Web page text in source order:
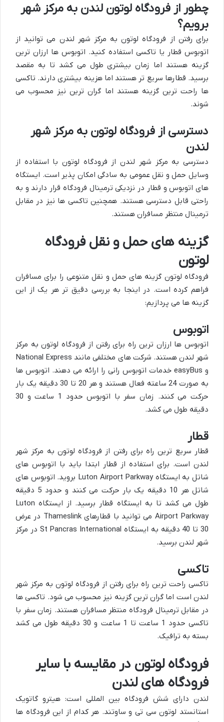
چطور از فرودگاه لوتون لندن به مرکز شهر
برویم؟
برای رفتن از فرودگاه لوتون به مرکز شهر لندن می توانید از
اتوبوس قطار یا تاکسی استفاده کنید. اتوبوس ها ارزان ترین
گزینه هستند اما زمان بیشتری طول می کشد تا به مقصد
برسید. قطارها سریع تر هستند اما هزینه بیشتری دارند. تاکسی
ها راحت ترین گزینه هستند اما گران ترین نیز محسوب می
شوند.
دسترسی از فرودگاه لوتون به مرکز شهر
لندن
دسترسی به مرکز شهر لندن از فرودگاه لوتون با استفاده از
وسایل حمل و نقل عمومی به سادگی امکان پذیر است. ایستگاه
های اتوبوس و قطار در نزدیکی ترمینال فرودگاه قرار دارند و به
راحتی قابل دسترسی هستند. همچنین تاکسی ها نیز در مقابل
ترمینال منتظر مسافران هستند.
گزینه های حمل و نقل فرودگاه
لوتون
فرودگاه لوتون گزینه های حمل و نقل متنوعی را برای مسافران
فراهم کرده است. در اینجا به بررسی دقیق تر هر یک از این
گزینه ها می پردازیم:
اتوبوس
اتوبوس ها ارزان ترین راه برای رفتن از فرودگاه لوتون به مرکز
شهر لندن هستند. شرکت های مختلفی مانند National Express
و easyBus خدمات اتوبوس رانی را ارائه می دهند. اتوبوس ها
به صورت 24 ساعته فعال هستند و هر 20 تا 30 دقیقه یک بار
حرکت می کنند. زمان سفر با اتوبوس حدود 1 ساعت و 30
دقیقه طول می کشد.
قطار
قطار سریع ترین راه برای رفتن از فرودگاه لوتون به مرکز شهر
لندن است. برای استفاده از قطار ابتدا باید با اتوبوس های
شاتل به ایستگاه Luton Airport Parkway بروید. اتوبوس های
شاتل هر 10 دقیقه یک بار حرکت می کنند و حدود 5 دقیقه
طول می کشد تا به ایستگاه قطار برسید. از ایستگاه Luton
Airport Parkway می توانید با قطارهای Thameslink در عرض
30 تا 40 دقیقه به ایستگاه St Pancras International در مرکز
شهر لندن برسید.
تاکسی
تاکسی راحت ترین راه برای رفتن از فرودگاه لوتون به مرکز شهر
لندن است اما گران ترین گزینه نیز محسوب می شود. تاکسی ها
در مقابل ترمینال فرودگاه منتظر مسافران هستند. زمان سفر با
تاکسی حدود 1 ساعت تا 1 ساعت و 30 دقیقه طول می کشد
بسته به ترافیک.
فرودگاه لوتون در مقایسه با سایر
فرودگاه های لندن
لندن دارای شش فرودگاه بین المللی است: هیترو گاتویک
استانستد لوتون سی تی و ساوتند. هر کدام از این فرودگاه ها